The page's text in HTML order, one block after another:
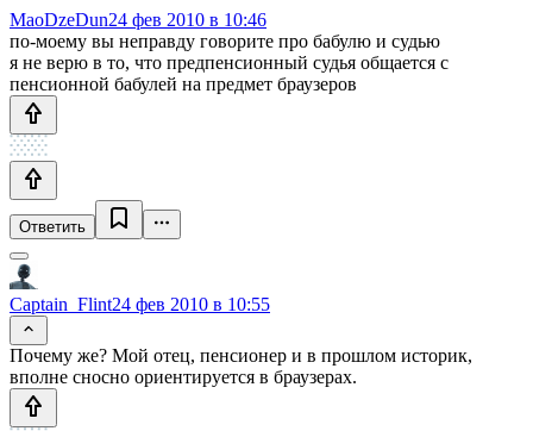
MaoDzeDun24 фев 2010 в 10:46
по-моему вы неправду говорите про бабулю и судью
я не верю в то, что предпенсионный судья общается с
пенсионной бабулей на предмет браузеров
Ответить
Captain_Flint24 фев 2010 в 10:55
Почему же? Мой отец, пенсионер и в прошлом историк,
вполне сносно ориентируется в браузерах.